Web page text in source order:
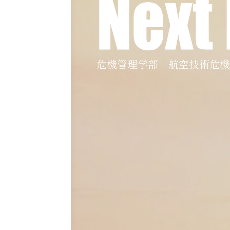
危機管理学部 航空技術危